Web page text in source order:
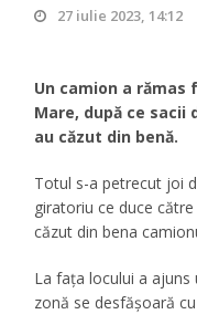
27 iulie 2023, 14:12
Un camion a rămas
Mare, după ce
au căzut din benă.
Totul s-a petrecut joi
giratoriu ce duce
căzut din bena
La fața locului a ajuns
zonă se desfășoară